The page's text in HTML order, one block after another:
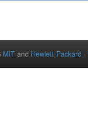
MIT and Hewlett-Packard -